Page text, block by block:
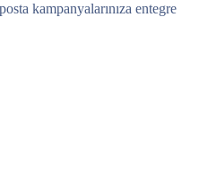
kampanyalarınıza entegre